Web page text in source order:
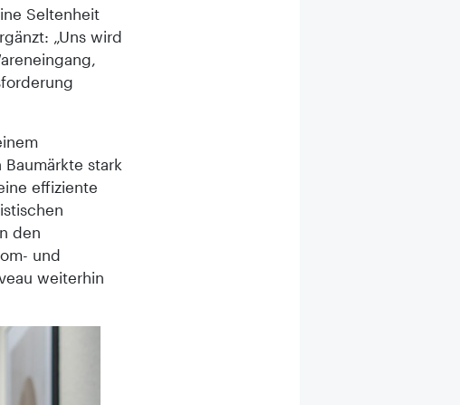
Seltenheit
„Uns wird
stark
effiziente
den
und
weiterhin